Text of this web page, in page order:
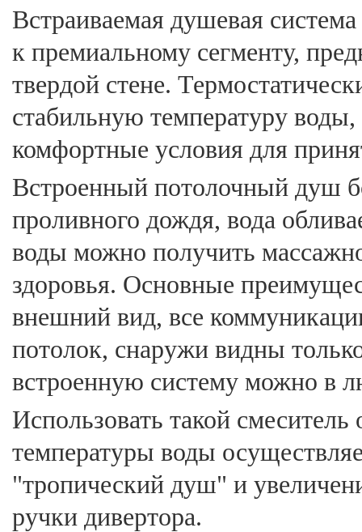
Встраиваемая душевая
к премиальному сегменту,
твердой стене.
стабильную температуру
комфортные условия для
Встроенный потолочный душ
проливного дождя, вода
воды можно получить
здоровья. Основные
внешний вид, все
потолок, снаружи видны
встроенную систему можно в
Использовать такой
температуры воды
"тропический душ" и
ручки дивертора.